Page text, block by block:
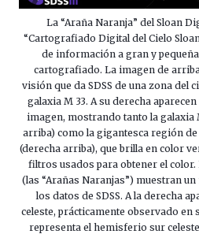
La “Araña Naranja” del Sloan
“Cartografiado Digital del Cielo
de información a gran y
cartografiado. La imagen de
visión que da SDSS de una zona del
galaxia M 33. A su derecha
imagen, mostrando tanto la galaxia
arriba) como la gigantesca región
(derecha arriba), que brilla en color
filtros usados para obtener el
(las “Arañas Naranjas”) muestran
los datos de SDSS. A la derecha
celeste, prácticamente observado en
representa el hemisferio sur